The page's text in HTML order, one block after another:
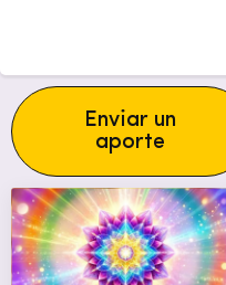
Enviar un
aporte